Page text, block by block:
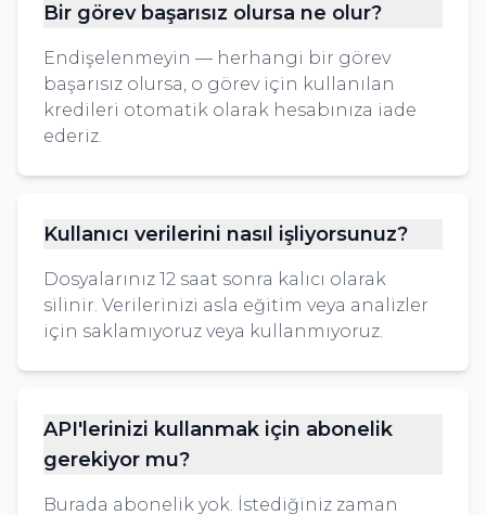
Bir görev başarısız olursa ne olur?
Endişelenmeyin — herhangi bir görev
başarısız olursa, o görev için kullanılan
kredileri otomatik olarak hesabınıza iade
ederiz.
Kullanıcı verilerini nasıl işliyorsunuz?
Dosyalarınız 12 saat sonra kalıcı olarak
silinir. Verilerinizi asla eğitim veya analizler
için saklamıyoruz veya kullanmıyoruz.
API'lerinizi kullanmak için abonelik
gerekiyor mu?
Burada abonelik yok. İstediğiniz zaman